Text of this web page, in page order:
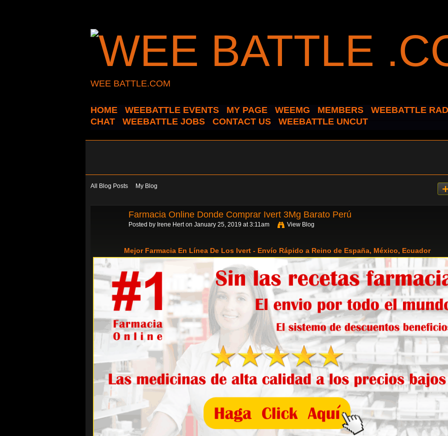
WEE BATTLE.COM
HOME WEEBATTLE EVENTS MY PAGE WEEMG MEMBERS
WEEBATTLE
CHAT
WEEBATTLE JOBS CONTACT US WEEBATTLE UNCUT
All Blog Posts My Blog
Farmacia Online Donde Comprar Ivert 3Mg Barato Perú
Posted by Irene Herton January 25, 2019 at 3:11am View Blog
Mejor Farmacia En Línea De Los Ivert - Envío Rápido a Reino de España, México, Ecuador